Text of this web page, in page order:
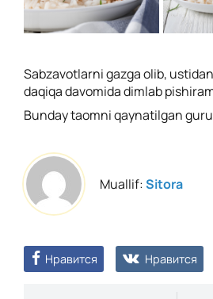
Sabzavotlarni gazga olib,
daqiqa davomida dimlab
Bunday taomni qaynatilgan
Muallif:Sitora
Нравится Нравится